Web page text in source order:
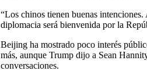
“Los chinos tienen buenas
diplomacia será bienvenida por la
Beijing ha mostrado poco interés
más, aunque Trump dijo a Sean
conversaciones.